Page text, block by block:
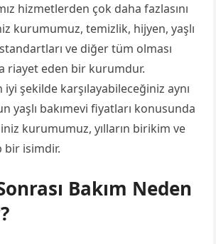
hizmetlerden çok daha fazlasını
kurumumuz, temizlik, hijyen, yaşlı
ve diğer tüm olması
riayet eden bir kurumdur.
şekilde karşılayabileceğiniz aynı
yaşlı bakımevi fiyatları konusunda
kurumumuz, yılların birikim ve
bir isimdir.
Bakım Neden